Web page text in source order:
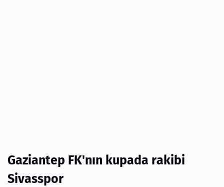
Gaziantep FK'nın kupada rakibi
Sivasspor